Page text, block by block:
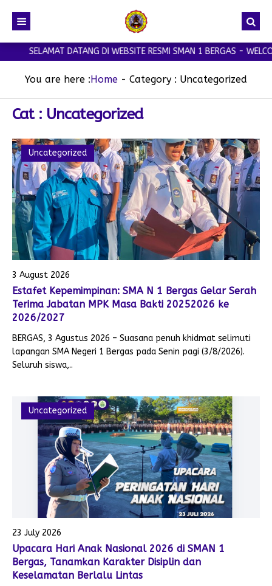
DATANG DI WEBSITE RESMI SMAN 1 BERGAS - WELCOME
You are here :Home - Category : Uncategorized
Cat : Uncategorized
Uncategorized
3 August 2026
Estafet Kepemimpinan: SMA N 1 Bergas Gelar Serah
Terima Jabatan MPK Masa Bakti 20252026 ke
2026/2027
BERGAS, 3 Agustus 2026 – Suasana penuh khidmat selimuti
lapangan SMA Negeri 1 Bergas pada Senin pagi (3/8/2026).
Seluruh siswa,..
Uncategorized
23 July 2026
Upacara Hari Anak Nasional 2026 di SMAN 1
Bergas, Tanamkan Karakter Disiplin dan
Keselamatan Berlalu Lintas